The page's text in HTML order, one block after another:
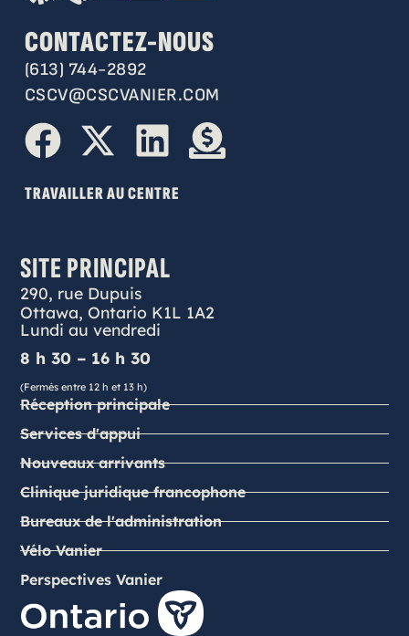
CONTACTEZ-NOUS
(613) 744-2892
CSCV@CSCVANIER.COM
TRAVAILLER AU CENTRE
SITE PRINCIPAL
290, rue Dupuis
Ottawa, Ontario K1L 1A2
Lundi au vendredi
8 h 30 – 16 h 30
(Fermés entre 12 h et 13 h)
Réception principale
Services d'appui
Nouveaux arrivants
Clinique juridique francophone
Bureaux de l'administration
Vélo Vanier
Perspectives Vanier